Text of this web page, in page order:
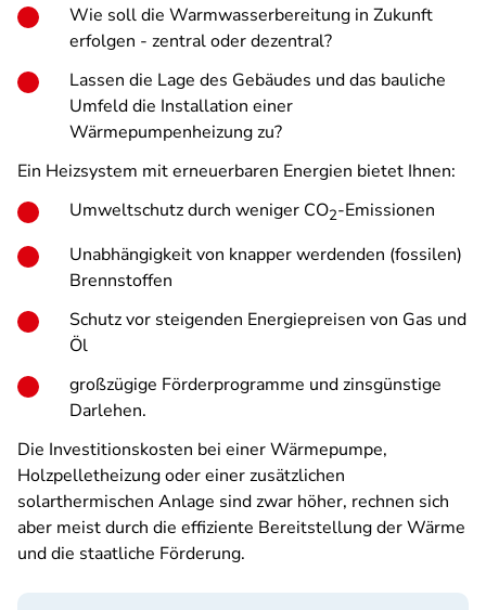
Wie soll die Warmwasserbereitung in Zukunft
erfolgen - zentral oder dezentral?
Lassen die Lage des Gebäudes und das bauliche
Umfeld die Installation einer
Wärmepumpenheizung zu?
Ein Heizsystem mit erneuerbaren Energien bietet Ihnen:
Umweltschutz durch weniger CO2-Emissionen
Unabhängigkeit von knapper werdenden (fossilen)
Brennstoffen
Schutz vor steigenden Energiepreisen von Gas und
Öl
großzügige Förderprogramme und zinsgünstige
Darlehen.
Die Investitionskosten bei einer Wärmepumpe,
Holzpelletheizung oder einer zusätzlichen
solarthermischen Anlage sind zwar höher, rechnen sich
aber meist durch die effiziente Bereitstellung der Wärme
und die staatliche Förderung.